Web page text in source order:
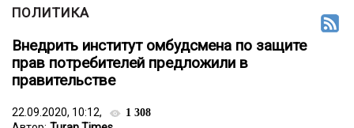
ПОЛИТИКА
Внедрить институт омбудсмена по защите
прав потребителей предложили в
правительстве
22.09.2020, 10:12, 1 308